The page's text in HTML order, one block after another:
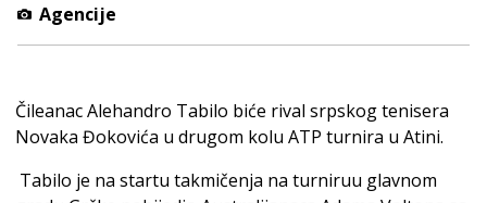
Agencije
Čileanac Alehandro Tabilo biće rival srpskog tenisera
Novaka Đokovića u drugom kolu ATP turnira u Atini.
Tabilo je na startu takmičenja na turniruu glavnom